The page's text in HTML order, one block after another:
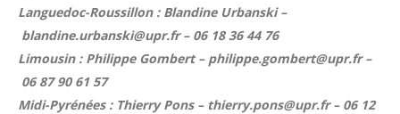
Languedoc-Roussillon : Blandine Urbanski –
blandine.urbanski@upr.fr – 06 18 36 44 76
Limousin : Philippe Gombert – philippe.gombert@upr.fr –
06 87 90 61 57
Midi-Pyrénées : Thierry Pons – thierry.pons@upr.fr – 06 12